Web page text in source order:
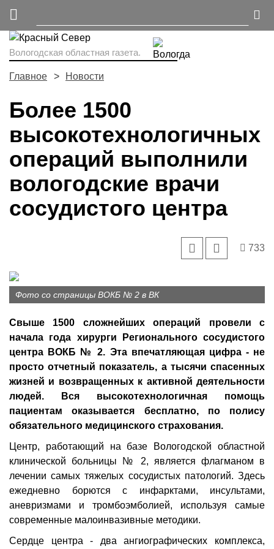
Вологодская областная газета.
Главное Новости
Более 1500
высокотехнологичных
операций выполнили
вологодские врачи
сосудистого центра
733
Фото со страницы ВОКБ № 2 в ВК
Свыше 1500 сложнейших операций провели с
начала года хирурги Регионального сосудистого
центра ВОКБ № 2. Эта впечатляющая цифра - не
просто отчетный показатель, а тысячи спасенных
жизней и возвращенных к активной деятельности
людей. Вся высокотехнологичная помощь
пациентам оказывается бесплатно, по полису
обязательного медицинского страхования.
Центр, работающий на базе Вологодской областной
клинической больницы № 2, является флагманом в
лечении самых тяжелых сосудистых патологий. Здесь
ежедневно борются с инфарктами, инсультами,
аневризмами и тромбоэмболией, используя самые
современные малоинвазивные методики.
Сердце центра - два ангиографических комплекса,